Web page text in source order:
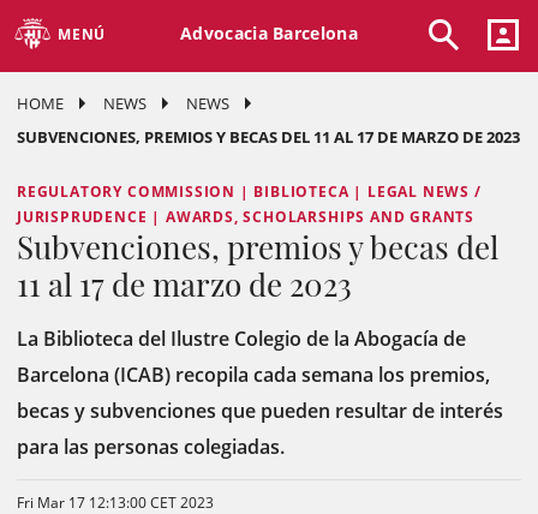
MENÚ Advocacia Barcelona
HOME NEWS
NEWS
SUBVENCIONES, PREMIOS Y BECAS DEL 11 AL 17 DE MARZO DE 2023
REGULATORY COMMISSION | BIBLIOTECA | LEGAL NEWS /
JURISPRUDENCE | AWARDS, SCHOLARSHIPS AND GRANTS
Subvenciones, premios y becas del
11 al 17 de marzo de 2023
La Biblioteca del Ilustre Colegio de la Abogacía de
Barcelona (ICAB) recopila cada semana los premios,
becas y subvenciones que pueden resultar de interés
para las personas colegiadas.
Fri Mar 17 12:13:00 CET 2023